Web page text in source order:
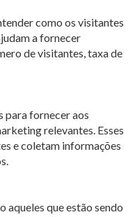
como os visitantes
a fornecer
de visitantes, taxa de
​​para fornecer aos
relevantes. Esses
e coletam informações
aqueles que estão sendo